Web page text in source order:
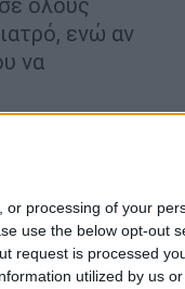
or processing of your
use the below opt-out
request is processed
utilized by us
ενώ αν
να
-